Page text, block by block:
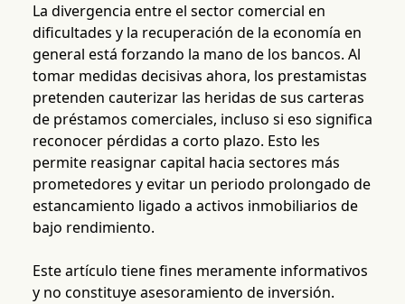
La divergencia entre el sector comercial en
dificultades y la recuperación de la economía en
general está forzando la mano de los bancos. Al
tomar medidas decisivas ahora, los prestamistas
pretenden cauterizar las heridas de sus carteras
de préstamos comerciales, incluso si eso significa
reconocer pérdidas a corto plazo. Esto les
permite reasignar capital hacia sectores más
prometedores y evitar un periodo prolongado de
estancamiento ligado a activos inmobiliarios de
bajo rendimiento.
Este artículo tiene fines meramente informativos
y no constituye asesoramiento de inversión.